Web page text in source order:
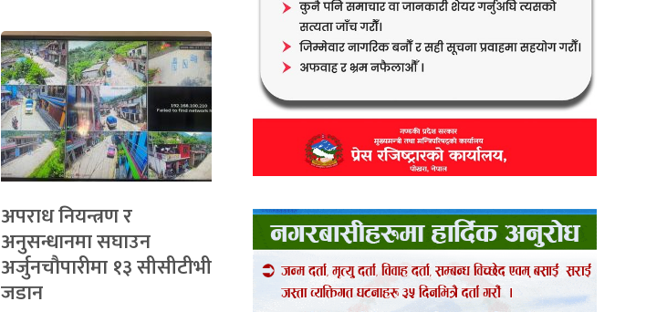
अपराध नियन्त्रण र
अनुसन्धानमा सघाउन
अर्जुनचौपारीमा १३ सीसीटीभी
जडान